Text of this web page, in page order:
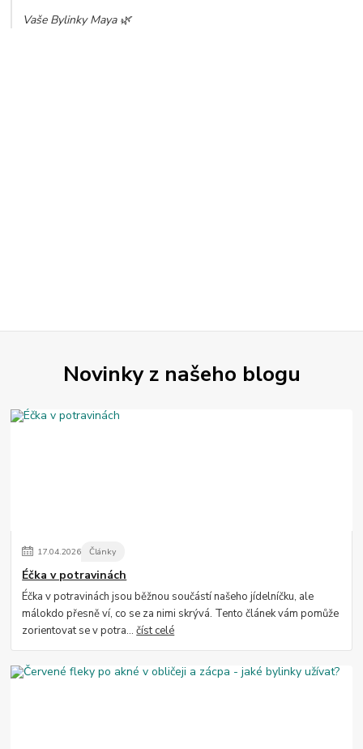
Vaše Bylinky Maya 🌿
Novinky z našeho blogu
17.04.2026 Články
Éčka v potravinách
Éčka v potravinách jsou běžnou součástí našeho jídelníčku, ale
málokdo přesně ví, co se za nimi skrývá. Tento článek vám pomůže
zorientovat se v potra...číst celé